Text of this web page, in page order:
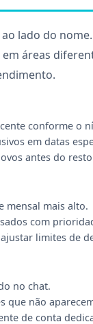
lado do
áreas
conforme o
em datas
antes do
mensal mais alto.
com
limites de
no chat.
que não
de conta